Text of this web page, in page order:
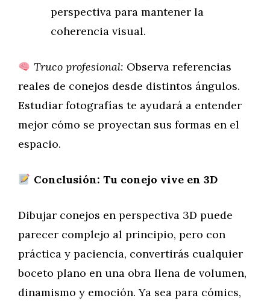
perspectiva para mantener la
coherencia visual.
Truco profesional: Observa referencias
reales de conejos desde distintos ángulos.
Estudiar fotografías te ayudará a entender
mejor cómo se proyectan sus formas en el
espacio.
Conclusión: Tu conejo vive en 3D
Dibujar conejos en perspectiva 3D puede
parecer complejo al principio, pero con
práctica y paciencia, convertirás cualquier
boceto plano en una obra llena de volumen,
dinamismo y emoción. Ya sea para cómics,